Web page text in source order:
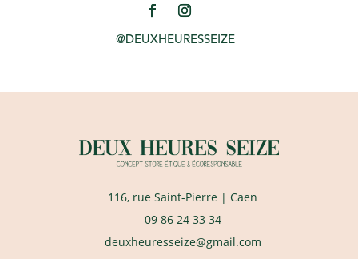
@DEUXHEURESSEIZE
116, rue Saint-Pierre | Caen
09 86 24 33 34
deuxheuresseize@gmail.com